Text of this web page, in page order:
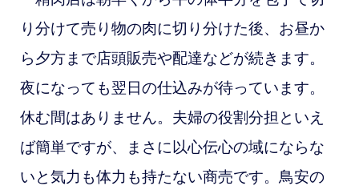
り分けて売り物の肉に切り分けた後、お昼か
ら夕方まで店頭販売や配達などが続きます。
夜になっても翌日の仕込みが待っています。
休む間はありません。夫婦の役割分担といえ
ば簡単ですが、まさに以心伝心の域にならな
いと気力も体力も持たない商売です。鳥安の